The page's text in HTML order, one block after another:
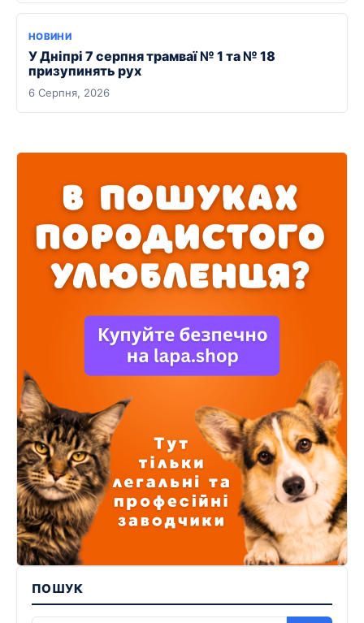
НОВИНИ
У Дніпрі 7 серпня трамваї № 1 та № 18
призупинять рух
6 Серпня, 2026
ПОШУК